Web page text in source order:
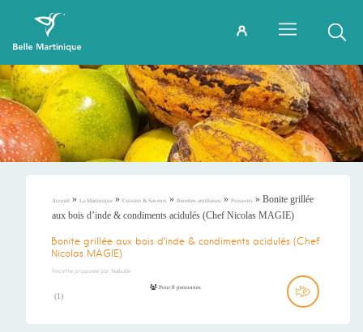
Accueil » La Martinique » Cuisine & Saveurs » Recettes antillaises » Poissons » Bonite grillée
aux bois d’inde & condiments acidulés (Chef Nicolas MAGIE)
Bonite grillée aux bois d’inde & condiments acidulés (Chef
Nicolas MAGIE)
Recette proposée par Nathalie
(1)
Pour 8 personnes